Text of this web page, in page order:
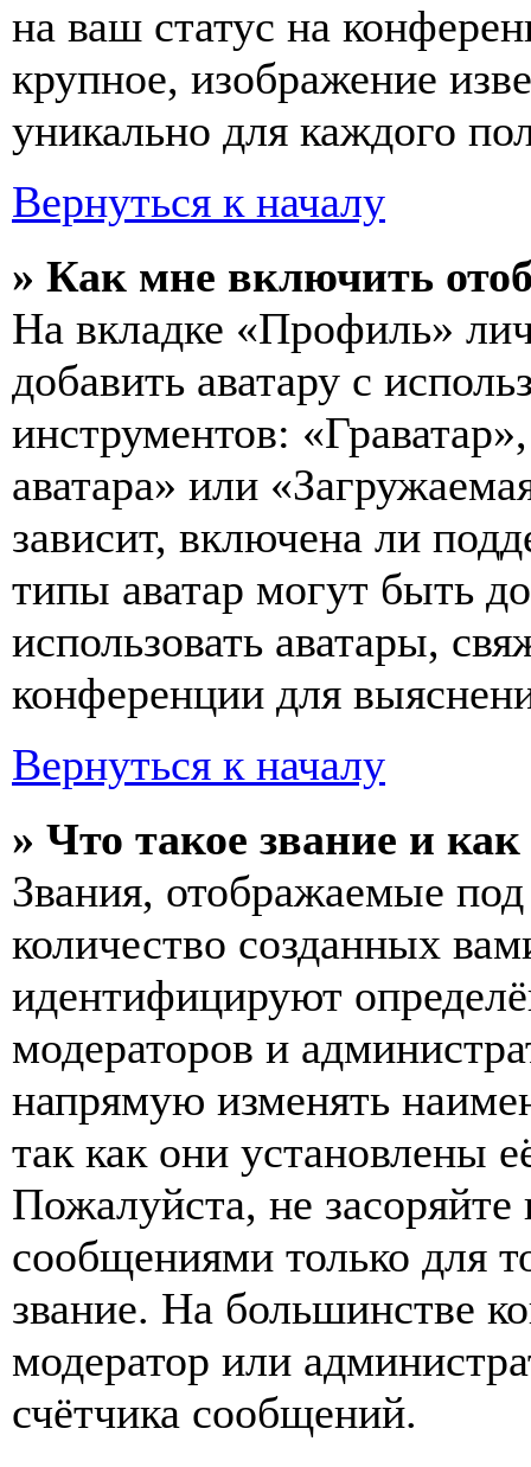
на ваш статус на
крупное, изображение
уникально для каждого
Вернуться к началу
» Как мне включить
На вкладке «Профиль»
добавить аватару с
инструментов:
аватара» или
зависит, включена ли
типы аватар могут быть
использовать аватары,
конференции для
Вернуться к началу
» Что такое звание и
Звания, отображаемые
количество созданных
идентифицируют
модераторов и
напрямую изменять
так как они установлены
Пожалуйста, не
сообщениями только для
звание. На большинстве
модератор или
счётчика сообщений.